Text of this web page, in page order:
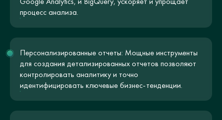
процесс анализа.
Персонализированные отчеты: Мощные инструменты
для создания детализированных отчетов позволяют
контролировать аналитику и точно
идентифицировать ключевые бизнес-тенденции.